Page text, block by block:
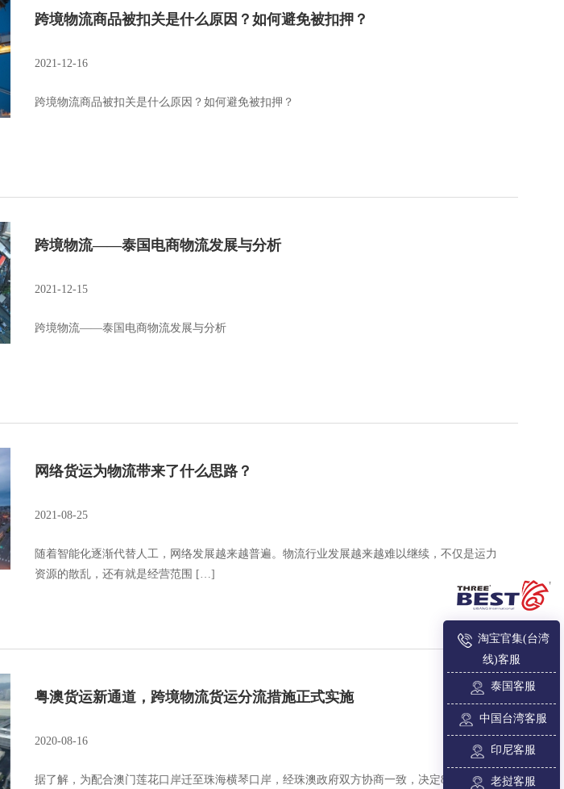
跨境物流商品被扣关是什么原因？如何避免被扣押？
2021-12-16
跨境物流商品被扣关是什么原因？如何避免被扣押？
跨境物流——泰国电商物流发展与分析
2021-12-15
跨境物流——泰国电商物流发展与分析
网络货运为物流带来了什么思路？
2021-08-25
随着智能化逐渐代替人工，网络发展越来越普遍。物流行业发展越来越难以继续，不仅是运力
资源的散乱，还有就是经营范围 […]
粤澳货运新通道，跨境物流货运分流措施正式实施
2020-08-16
据了解，为配合澳门莲花口岸迁至珠海横琴口岸，经珠澳政府双方协商一致，决定8月16日6时
淘宝官集(台湾
线)客服
泰国客服
中国台湾客服
印尼客服
老挝客服